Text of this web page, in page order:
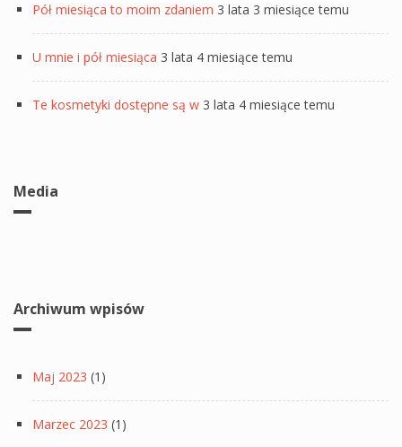
Pół miesiąca to moim zdaniem 3 lata 3 miesiące temu
U mnie i pół miesiąca 3 lata 4 miesiące temu
Te kosmetyki dostępne są w 3 lata 4 miesiące temu
Media
Archiwum wpisów
Maj 2023 (1)
Marzec 2023 (1)